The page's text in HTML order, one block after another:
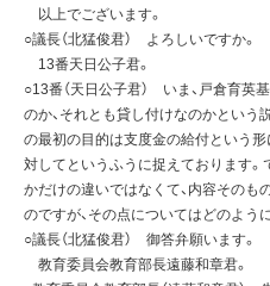
以上でございます。
○議長（北猛俊君） よろしいですか。
13番天日公子君。
○13番（天日公子君） いま、戸倉育英
のか、それとも貸し付けなのかという
の最初の目的は支度金の給付という
対してというふうに捉えております。
かだけの違いではなくて、内容その
のですが、その点についてはどのよう
○議長（北猛俊君） 御答弁願います。
教育委員会教育部長遠藤和章君。